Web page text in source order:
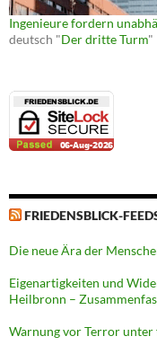
Ingenieure fordern
deutsch "Der dritte Turm"
FRIEDENSBLICK-
Die neue Ära der
Eigenartigkeiten und
Heilbronn –
Warnung vor Terror unter